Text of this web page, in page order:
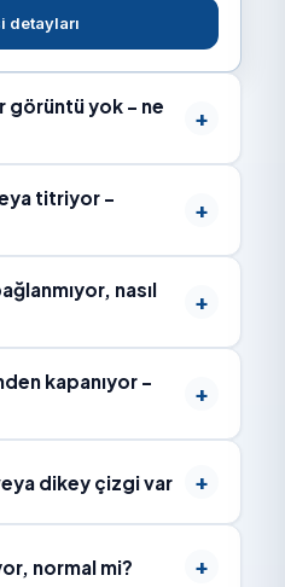
detayları
görüntü yok – ne
titriyor –
nasıl
kapanıyor –
dikey çizgi var
normal mi?